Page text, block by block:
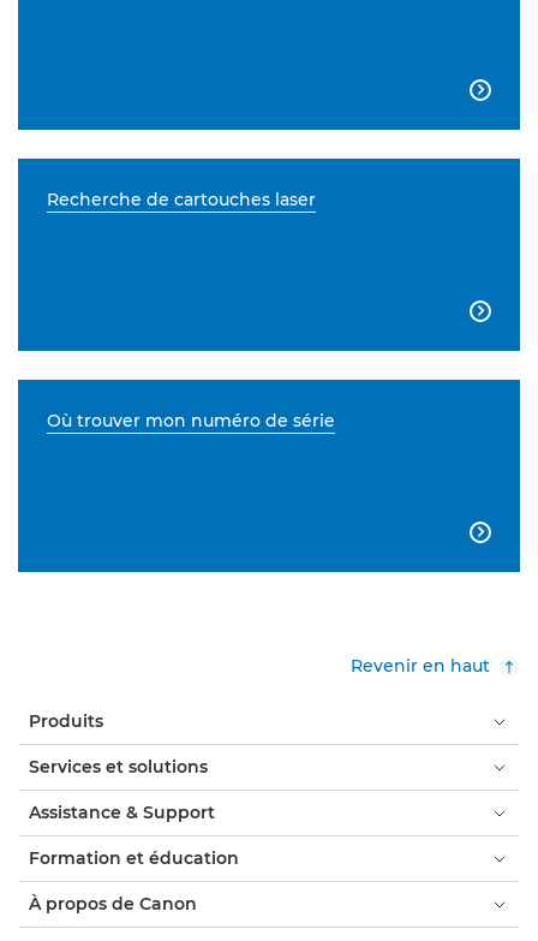

Recherche de cartouches laser

Où trouver mon numéro de série

Revenir en haut
Produits
Services et solutions
Assistance & Support
Formation et éducation
À propos de Canon